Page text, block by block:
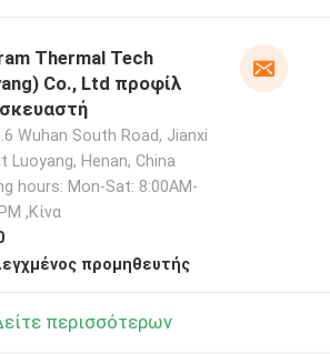
Thermal Tech
Co., Ltd προφίλ
Wuhan South Road, Jianxi
Luoyang, Henan, China
hours: Mon-Sat: 8:00AM-
,Κίνα
προμηθευτής
περισσότερων